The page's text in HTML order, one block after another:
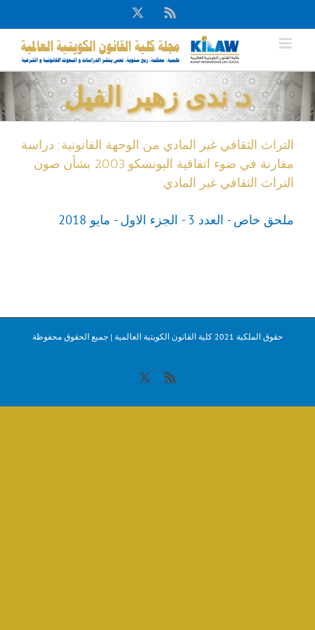
to
content
Rss
X
د. ندى زهير الفيل
التراث الثقافي غير المادي من الوجهة القانونية: دراسة
مقارنة في ضوء اتفاقية اليونسكو 2003 بشأن صون
التراث الثقافي غير المادي
ملحق خاص - العدد 3 - الجزء الاول - مايو 2018
حقوق الملكية 2021 كلية القانون الكويتية العالمية | جميع الحقوق محفوظة
Rss
X